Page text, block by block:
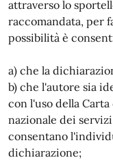
attraverso lo
raccomandata, per
possibilità è
a) che la
b) che l'autore sia
con l'uso della
nazionale dei
consentano
dichiarazione;